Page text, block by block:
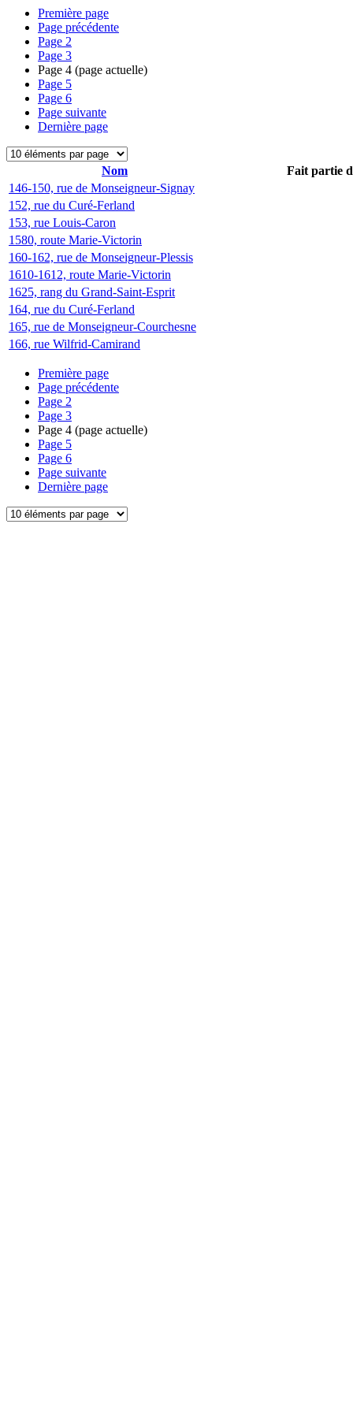
Première page
Page précédente
Page 2
Page 3
Page 4 (page actuelle)
Page 5
Page 6
Page suivante
Dernière page
Nom
Fait partie
146-150, rue de Monseigneur-Signay
152, rue du Curé-Ferland
153, rue Louis-Caron
1580, route Marie-Victorin
160-162, rue de Monseigneur-Plessis
1610-1612, route Marie-Victorin
1625, rang du Grand-Saint-Esprit
164, rue du Curé-Ferland
165, rue de Monseigneur-Courchesne
166, rue Wilfrid-Camirand
Première page
Page précédente
Page 2
Page 3
Page 4 (page actuelle)
Page 5
Page 6
Page suivante
Dernière page